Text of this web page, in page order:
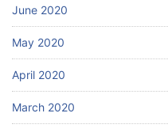
June 2020
May 2020
April 2020
March 2020